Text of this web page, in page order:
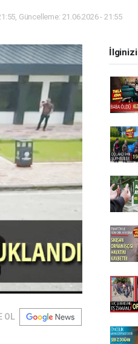
Güncelleme: 21.06.2026 - 21:55
OL